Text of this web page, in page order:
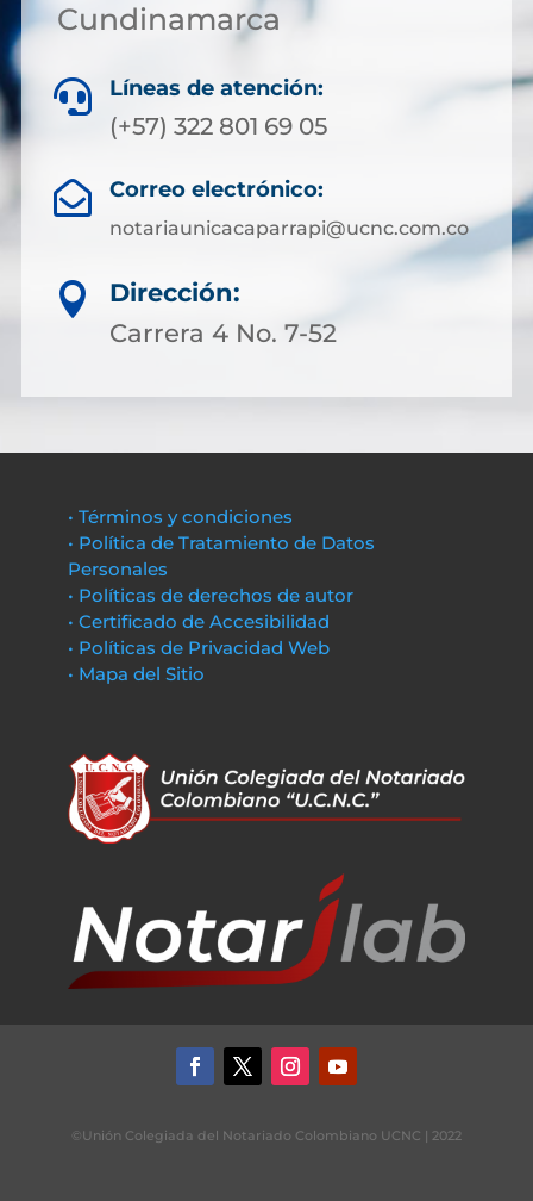
Cundinamarca
 Líneas de atención:
(+57) 322 801 69 05
 Correo electrónico:
notariaunicacaparrapi@ucnc.com.co

Dirección:
Carrera 4 No. 7-52
• Términos y condiciones
• Política de Tratamiento de Datos
Personales
• Políticas de derechos de autor
• Certificado de Accesibilidad
• Políticas de Privacidad Web
• Mapa del Sitio
©Unión Colegiada del Notariado Colombiano UCNC | 2022